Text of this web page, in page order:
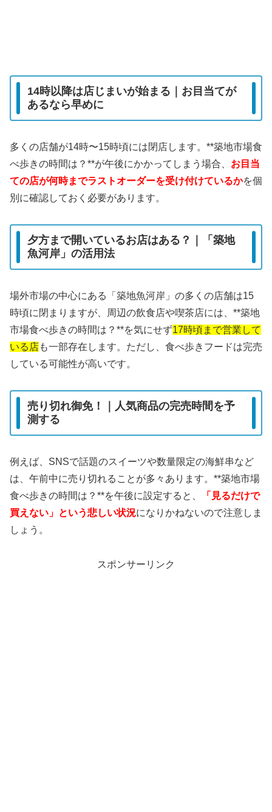
14時以降は店じまいが始まる｜お目当てが
あるなら早めに
多くの店舗が14時〜15時頃には閉店します。**築地市場食
べ歩きの時間は？**が午後にかかってしまう場合、 お目当
ての店が何時までラストオーダーを受け付けているかを個
別に確認しておく必要があります。
夕方まで開いているお店はある？｜「築地
魚河岸」の活用法
場外市場の中心にある「築地魚河岸」の多くの店舗は15
時頃に閉まりますが、周辺の飲食店や喫茶店には、**築地
市場食べ歩きの時間は？**を気にせず17時頃まで営業して
いる店も一部存在します。ただし、食べ歩きフードは完売
している可能性が高いです。
売り切れ御免！｜人気商品の完売時間を予
測する
例えば、SNSで話題のスイーツや数量限定の海鮮串など
は、午前中に売り切れることが多々あります。**築地市場
食べ歩きの時間は？**を午後に設定すると、
「見るだけで
買えない」という悲しい状況になりかねないので注意しま
しょう。
スポンサーリンク